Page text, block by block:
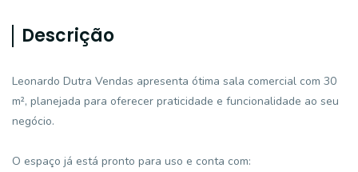
Descrição
Leonardo Dutra Vendas apresenta ótima sala comercial com 30
m², planejada para oferecer praticidade e funcionalidade ao seu
negócio.
O espaço já está pronto para uso e conta com: